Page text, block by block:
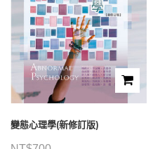
變態心理學(新修訂版)